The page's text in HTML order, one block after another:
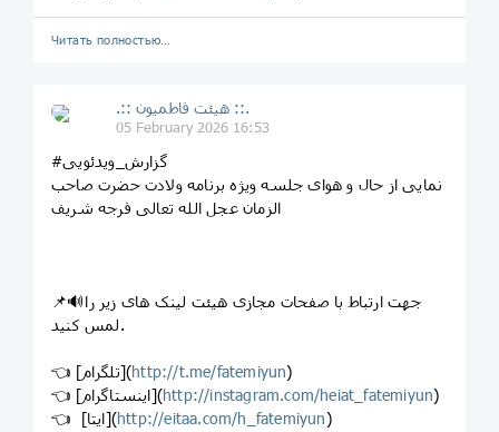
Читать полностью…
.:: هیئت فاطمیون ::.
05 February 2026 16:53
#گزارش_ویدئویی
نمایی از حال و هوای جلسه ویژه برنامه ولادت حضرت صاحب
الزمان عجل الله تعالی فرجه شریف
📌🔊جهت ارتباط با صفحات مجازی هیئت لینک های زیر را
لمس کنید.
👈 [تلگرام](http://t.me/fatemiyun)
👈 [اینستاگرام](http://instagram.com/heiat_fatemiyun)
👈 [ایتا](http://eitaa.com/h_fatemiyun)